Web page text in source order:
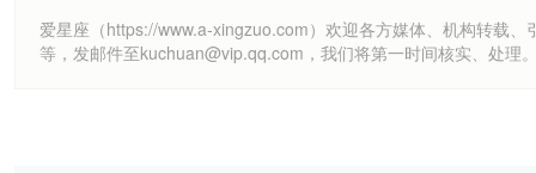
爱星座（https://www.a-xingzuo.com）欢迎各方媒体、机构转载
等，发邮件至kuchuan@vip.qq.com，我们将第一时间核实、处理